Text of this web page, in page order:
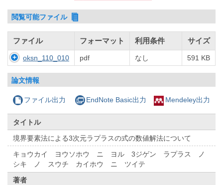
閲覧可能ファイル
ファイル フォーマット 利用条件 サイズ
oksn_110_010 pdf なし 591 KB
論文情報
ファイル出力 EndNote Basic出力 Mendeley出力
タイトル
境界要素法による3次元ラプラスの式の数値解法について
キョウカイ ヨウソホウ ニ ヨル 3ジゲン ラプラス ノ
シキ ノ スウチ カイホウ ニ ツイテ
著者